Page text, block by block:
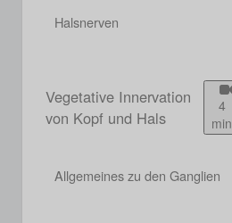
Halsnerven
Vegetative Innervation
von Kopf und Hals
4
min
Allgemeines zu den Ganglien